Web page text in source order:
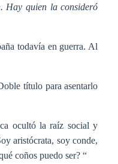
Hay quien la consideró
todavía en guerra. Al
título para asentarlo
ocultó la raíz social y
aristócrata, soy conde,
coños puedo ser? “